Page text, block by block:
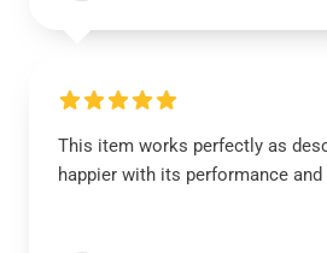
This item works perfectly as
happier with its performance